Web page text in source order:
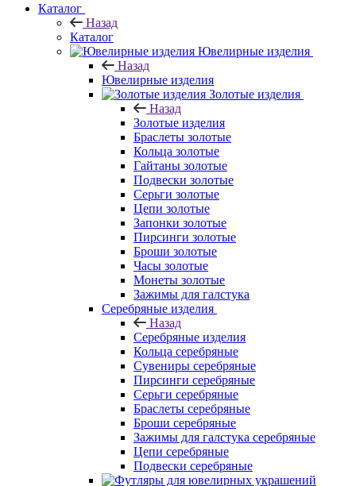
Каталог
Назад
Каталог
Ювелирные изделия
Назад
Ювелирные изделия
Золотые изделия
Назад
Золотые изделия
Браслеты золотые
Кольца золотые
Гайтаны золотые
Подвески золотые
Серьги золотые
Цепи золотые
Запонки золотые
Пирсинги золотые
Броши золотые
Часы золотые
Монеты золотые
Зажимы для галстука
Серебряные изделия
Назад
Серебряные изделия
Кольца серебряные
Сувениры серебряные
Пирсинги серебряные
Серьги серебряные
Браслеты серебряные
Броши серебряные
Зажимы для галстука серебряные
Цепи серебряные
Подвески серебряные